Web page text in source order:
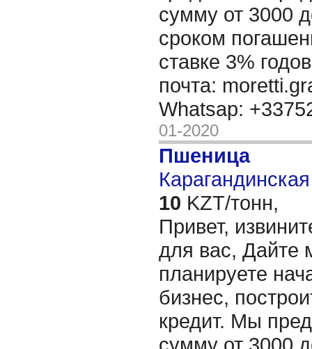
сумму от 3000
сроком
ставке 3%
почта:
Whatsap:
01-2020
Пшеница
10 KZT/тонн,
Привет,
для вас, Дайте
планируете
бизнес,
кредит. Мы